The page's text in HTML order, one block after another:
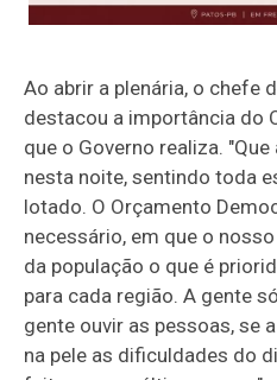
Ao abrir a plenária, o chefe
destacou a importância do
que o Governo realiza.
nesta noite, sentindo toda
lotado. O Orçamento
necessário, em que o
da população o que é
para cada região. A gente
gente ouvir as pessoas, se
na pele as dificuldades do